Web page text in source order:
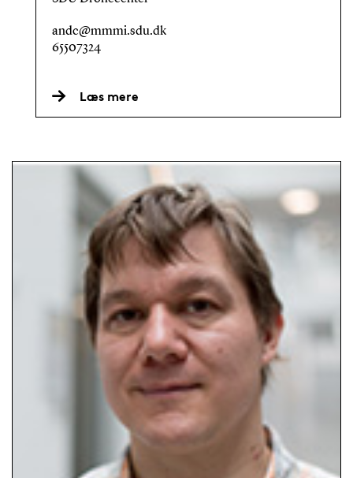
andc@mmmi.sdu.dk
65507324
Læs mere